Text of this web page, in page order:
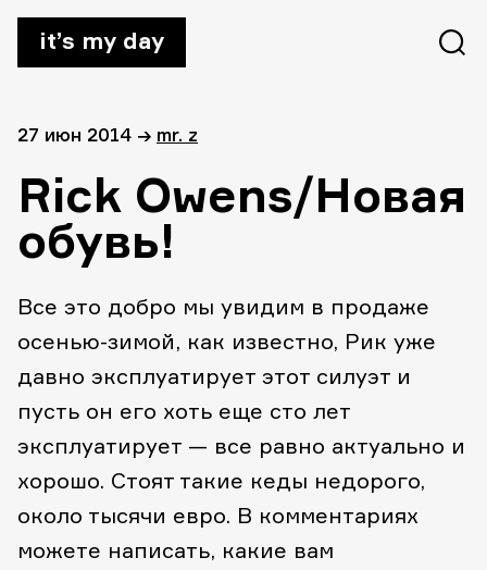
it’s my day
27 июн 2014 → mr. z
Rick Owens/Новая
обувь!
Все это добро мы увидим в продаже
осенью-зимой, как известно, Рик уже
давно эксплуатирует этот силуэт и
пусть он его хоть еще сто лет
эксплуатирует — все равно актуально и
хорошо. Стоят такие кеды недорого,
около тысячи евро. В комментариях
можете написать, какие вам